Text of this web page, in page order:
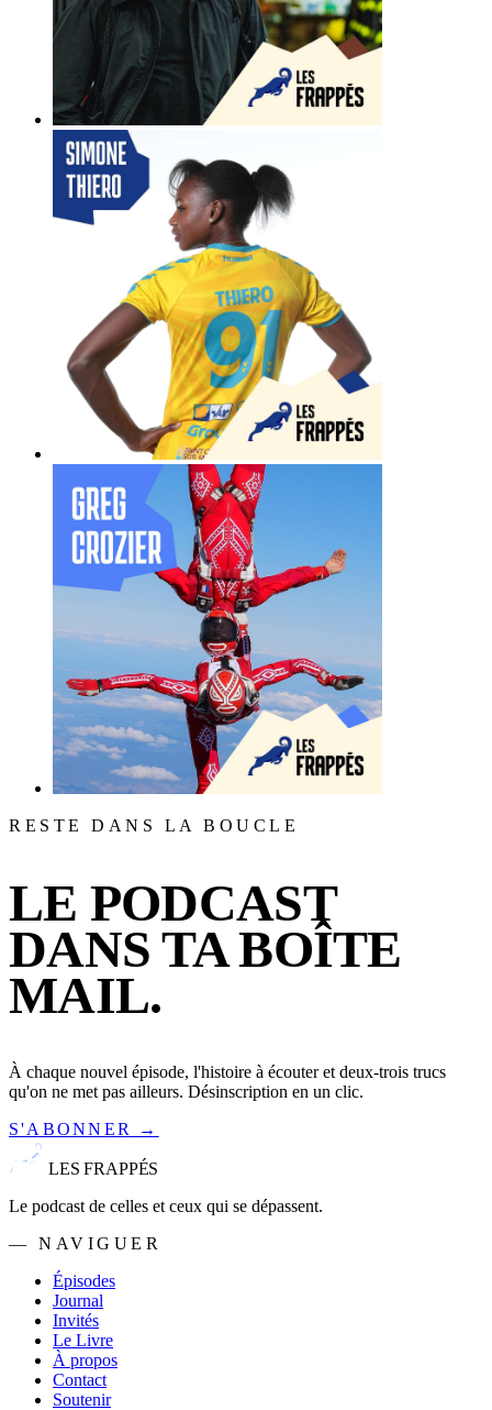
RESTE DANS LA BOUCLE
LE PODCAST
DANS TA BOÎTE
MAIL.
À chaque nouvel épisode, l'histoire à écouter et deux-trois trucs
qu'on ne met pas ailleurs. Désinscription en un clic.
S'ABONNER →
LES FRAPPÉS
Le podcast de celles et ceux qui se dépassent.
— NAVIGUER
Épisodes
Journal
Invités
Le Livre
À propos
Contact
Soutenir